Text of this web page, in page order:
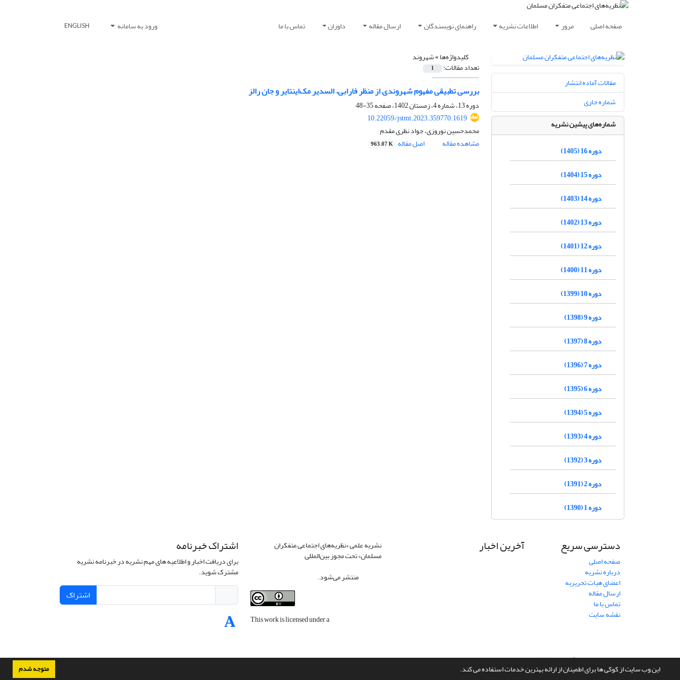
این وب سایت از کوکی ها برای اطمینان از ارائه بهترین خدمات استفاده می کند. متوجه شدم
صفحه اصلی مرور اطلاعات نشریه راهنمای نویسندگان ارسال مقاله داوران تماس با ما ورود به سامانه ENGLISH
کلیدواژه‌ها =شهروند
تعداد مقالات: 1
بررسی تطبیقی مفهوم شهروندی از منظر فارابی، السدیر مک‌اینتایر و جان‌ رالز
دوره 13، شماره 4، زمستان 1402، صفحه
35-48
10.22059/jstmt.2023.359770.1619
محمدحسین نوروزی، جواد نظری مقدم
مشاهده مقاله
اصل مقاله 963.07 K
مقالات آماده انتشار
شماره جاری
شماره‌های پیشین نشریه
دوره 16 (1405)
دوره 15 (1404)
دوره 14 (1403)
دوره 13 (1402)
دوره 12 (1401)
دوره 11 (1400)
دوره 10 (1399)
دوره 9 (1398)
دوره 8 (1397)
دوره 7 (1396)
دوره 6 (1395)
دوره 5 (1394)
دوره 4 (1393)
دوره 3 (1392)
دوره 2 (1391)
دوره 1 (1390)
دسترسی سریع
صفحه اصلی
درباره نشریه
اعضای هیات تحریریه
ارسال مقاله
تماس با ما
نقشه سایت
آخرین اخبار نشریه علمی «نظریه‌های اجتماعی متفکران
مسلمان» تحت مجوز بین‌المللی
منتشر می‌شود.
This work is licensed under a
اشتراک خبرنامه
برای دریافت اخبار و اطلاعیه های مهم نشریه در خبرنامه نشریه
مشترک شوید.
اشتراک
سامانه مدیریت نشریات علمی.طراحی و پیاده سازی ازسیناوب